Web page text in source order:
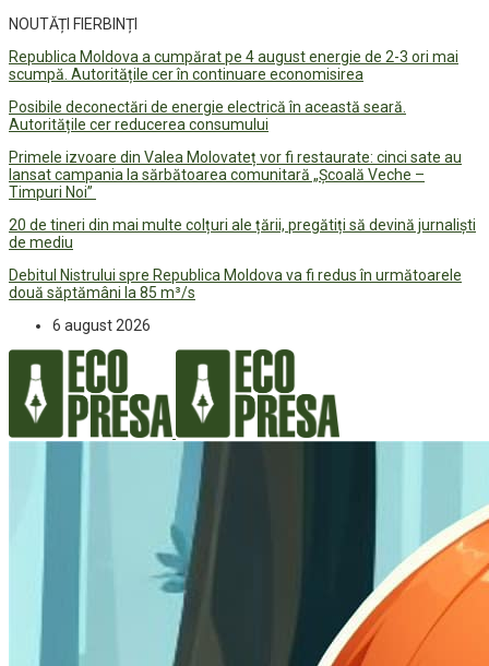
NOUTĂȚI FIERBINȚI
Republica Moldova a cumpărat pe 4 august energie de 2-3 ori mai
scumpă. Autoritățile cer în continuare economisirea
Posibile deconectări de energie electrică în această seară.
Autoritățile cer reducerea consumului
Primele izvoare din Valea Molovateț vor fi restaurate: cinci sate au
lansat campania la sărbătoarea comunitară „Școală Veche –
Timpuri Noi”
20 de tineri din mai multe colțuri ale țării, pregătiți să devină jurnaliști
de mediu
Debitul Nistrului spre Republica Moldova va fi redus în următoarele
două săptămâni la 85 m³/s
6 august 2026